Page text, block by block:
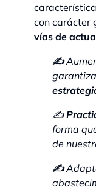
con carácter
vías de
✍
✍
forma
de
✍